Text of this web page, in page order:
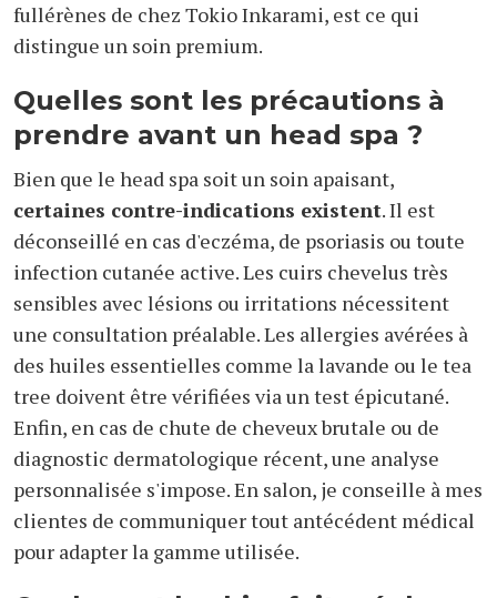
fullérènes de chez Tokio Inkarami, est ce qui
distingue un soin premium.
Quelles sont les précautions à
prendre avant un head spa ?
Bien que le head spa soit un soin apaisant,
certaines contre-indications existent. Il est
déconseillé en cas d'eczéma, de psoriasis ou toute
infection cutanée active. Les cuirs chevelus très
sensibles avec lésions ou irritations nécessitent
une consultation préalable. Les allergies avérées à
des huiles essentielles comme la lavande ou le tea
tree doivent être vérifiées via un test épicutané.
Enfin, en cas de chute de cheveux brutale ou de
diagnostic dermatologique récent, une analyse
personnalisée s'impose. En salon, je conseille à mes
clientes de communiquer tout antécédent médical
pour adapter la gamme utilisée.